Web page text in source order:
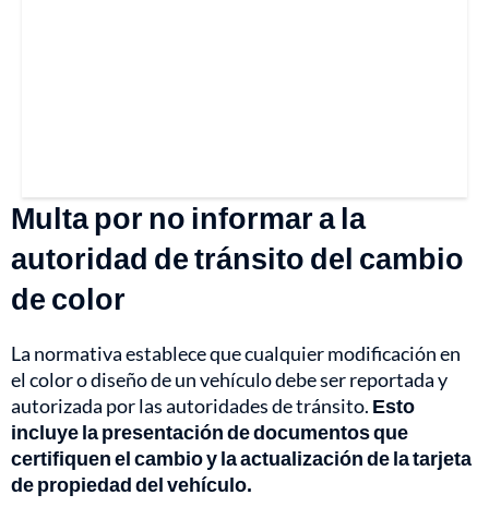
Multa por no informar a la
autoridad de tránsito del cambio
de color
La normativa establece que cualquier modificación en
el color o diseño de un vehículo debe ser reportada y
autorizada por las autoridades de tránsito. Esto
incluye la presentación de documentos que
certifiquen el cambio y la actualización de la tarjeta
de propiedad del vehículo.